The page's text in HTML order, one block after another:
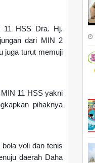
11 HSS Dra. Hj.
dari MIN 2
juga turut memuji
11 HSS yakni
pihaknya
voli dan tenis
daerah Daha